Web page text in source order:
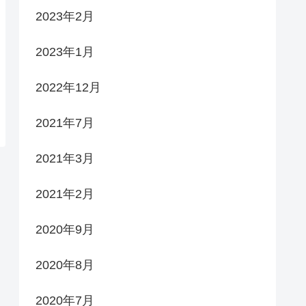
2023年2月
2023年1月
2022年12月
2021年7月
2021年3月
2021年2月
2020年9月
2020年8月
2020年7月